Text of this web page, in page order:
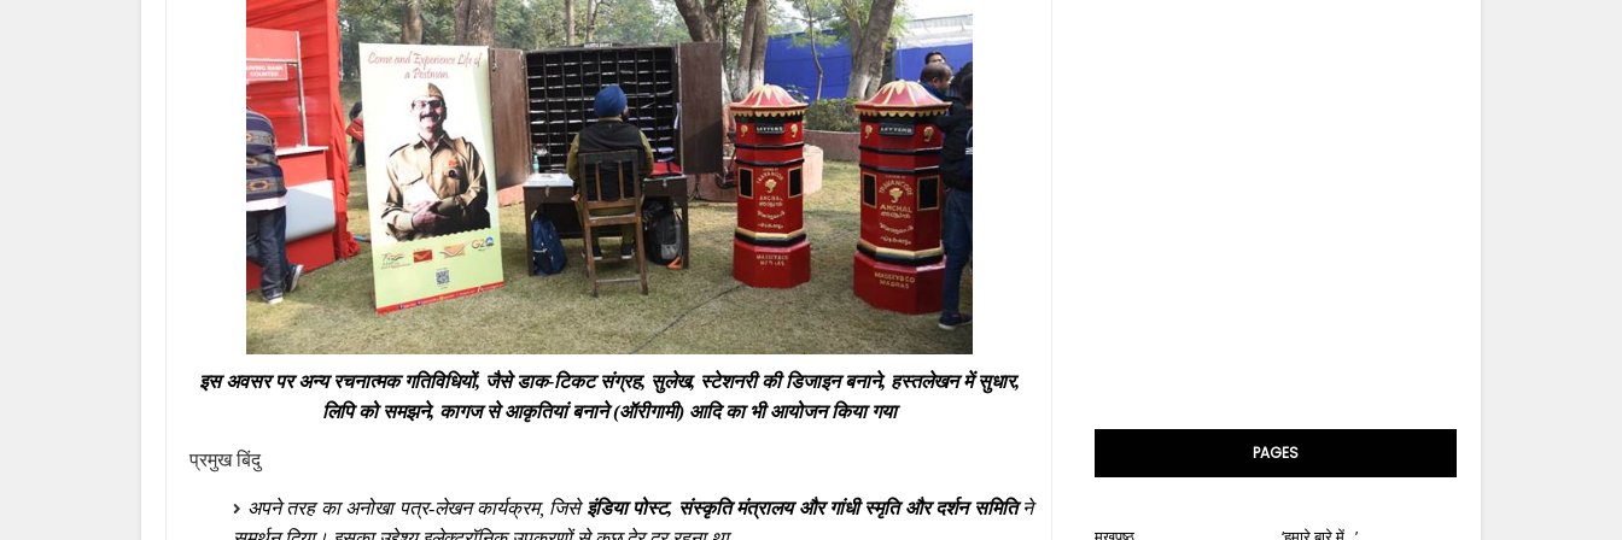
इस अवसर पर अन्य रचनात्मक गतिविधियों, जैसे डाक-टिकट संग्रह, सुलेख, स्टेशनरी की डिजाइन बनाने, हस्तलेखन में सुधार,
लिपि को समझने, कागज से आकृतियां बनाने (ऑरीगामी) आदि का भी आयोजन किया गया
प्रमुख बिंदु
अपने तरह का अनोखा पत्र-लेखन कार्यक्रम, जिसेइंडिया पोस्ट, संस्कृति मंत्रालय और गांधी स्मृति और दर्शन समितिने
PAGES